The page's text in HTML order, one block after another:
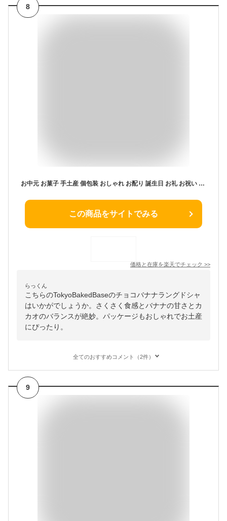
8
お中元 お菓子 手土産 個包装 おしゃれ お配り 誕生日 お礼 お祝い 職場 ラングドシャ | TOKYO BAKED BASE チョコバナナラングドシャ 20枚入 【0】 冷蔵 宅急便発送 proper
この商品をサイトでみる
価格と在庫を楽天でチェック >>
らっくん
こちらのTokyoBakedBaseのチョコバナナラングドシャ
はいかがでしょうか。さくさく食感とバナナの甘さとカ
カオのバランスが絶妙。パッケージもおしゃれでお土産
にぴったり。
全てのおすすめコメント（2件）
9